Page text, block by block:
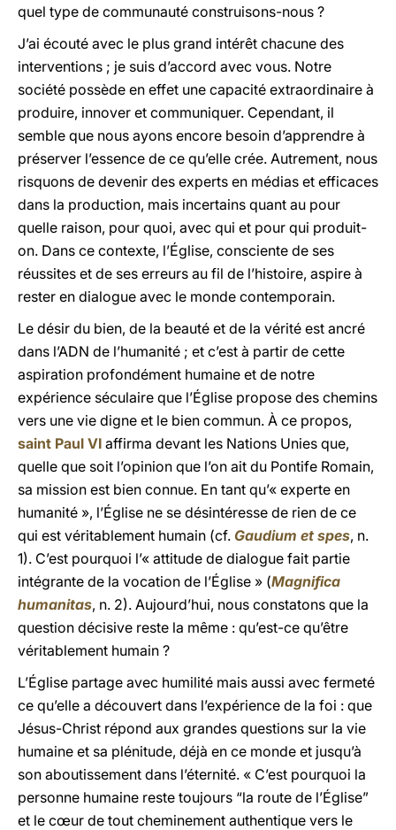
quel type de communauté construisons-nous ?
J’ai écouté avec le plus grand intérêt chacune des
interventions ; je suis d’accord avec vous. Notre
société possède en effet une capacité extraordinaire à
produire, innover et communiquer. Cependant, il
semble que nous ayons encore besoin d’apprendre à
préserver l’essence de ce qu’elle crée. Autrement, nous
risquons de devenir des experts en médias et efficaces
dans la production, mais incertains quant au pour
quelle raison, pour quoi, avec qui et pour qui produit-
on. Dans ce contexte, l’Église, consciente de ses
réussites et de ses erreurs au fil de l’histoire, aspire à
rester en dialogue avec le monde contemporain.
Le désir du bien, de la beauté et de la vérité est ancré
dans l’ADN de l’humanité ; et c’est à partir de cette
aspiration profondément humaine et de notre
expérience séculaire que l’Église propose des chemins
vers une vie digne et le bien commun. À ce propos,
saint Paul VI affirma devant les Nations Unies que,
quelle que soit l’opinion que l’on ait du Pontife Romain,
sa mission est bien connue. En tant qu’« experte en
humanité », l’Église ne se désintéresse de rien de ce
qui est véritablement humain (cf. Gaudium et spes, n.
1). C’est pourquoi l’« attitude de dialogue fait partie
intégrante de la vocation de l’Église » (Magnifica
humanitas, n. 2). Aujourd’hui, nous constatons que la
question décisive reste la même : qu’est-ce qu’être
véritablement humain ?
L’Église partage avec humilité mais aussi avec fermeté
ce qu’elle a découvert dans l’expérience de la foi : que
Jésus-Christ répond aux grandes questions sur la vie
humaine et sa plénitude, déjà en ce monde et jusqu’à
son aboutissement dans l’éternité. « C’est pourquoi la
personne humaine reste toujours “la route de l’Église”
et le cœur de tout cheminement authentique vers le